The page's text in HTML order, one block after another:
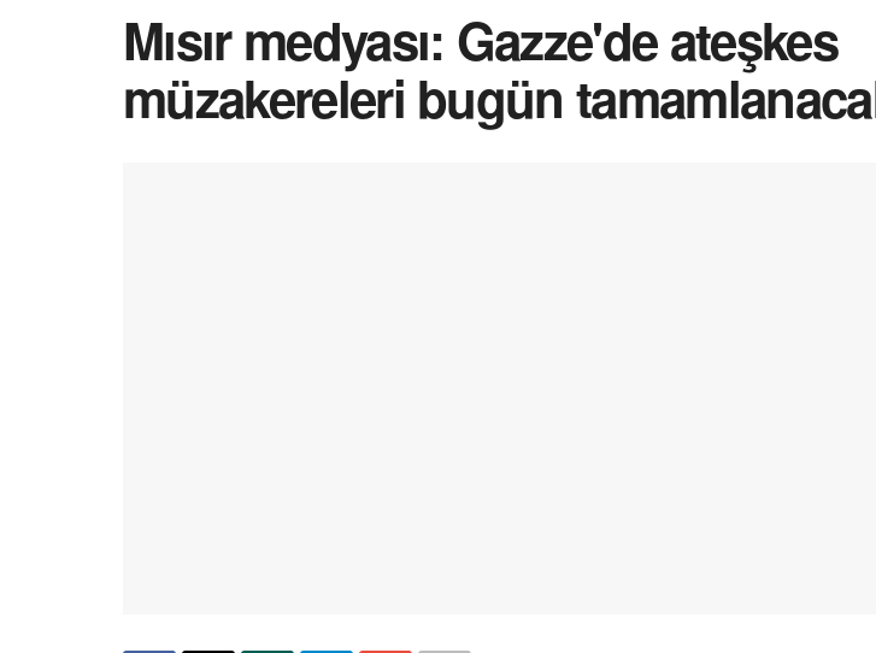
Mısır medyası: Gazze'de ateşkes
müzakereleri bugün